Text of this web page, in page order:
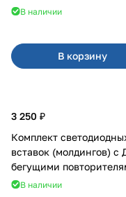
В наличии
В корзину
3 250 ₽
Комплект
вставок (молдингов) с
бегущими
Веста
В наличии